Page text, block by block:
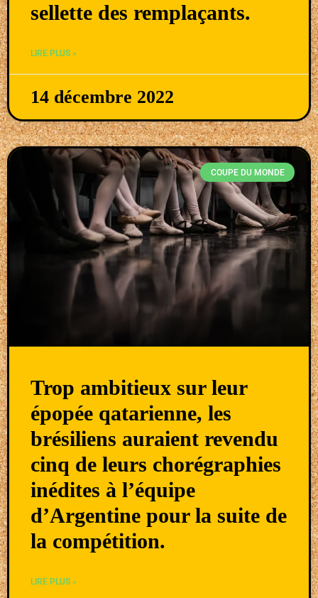
sellette des remplaçants.
LIRE PLUS »
14 décembre 2022
COUPE DU MONDE
Trop ambitieux sur leur
épopée qatarienne, les
brésiliens auraient revendu
cinq de leurs chorégraphies
inédites à l’équipe
d’Argentine pour la suite de
la compétition.
LIRE PLUS »